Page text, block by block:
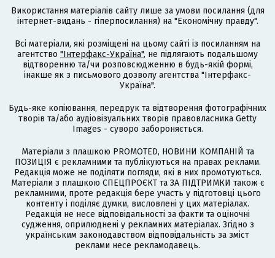
Використання матеріалів сайту лише за умови посилання (для
інтернет-видань - гіперпосилання) на "Економічну правду".
Всі матеріали, які розміщені на цьому сайті із посиланням на
агентство "Інтерфакс-Україна", не підлягають подальшому
відтворенню та/чи розповсюдженню в будь-якій формі,
інакше як з письмового дозволу агентства "Інтерфакс-
Україна".
Будь-яке копіювання, передрук та відтворення фотографічних
творів та/або аудіовізуальних творів правовласника Getty
Images - суворо забороняється.
Матеріали з плашкою PROMOTED, НОВИНИ КОМПАНІЙ та
ПОЗИЦІЯ є рекламними та публікуються на правах реклами.
Редакція може не поділяти погляди, які в них промотуються.
Матеріали з плашкою СПЕЦПРОЄКТ та ЗА ПІДТРИМКИ також є
рекламними, проте редакція бере участь у підготовці цього
контенту і поділяє думки, висловлені у цих матеріалах.
Редакція не несе відповідальності за факти та оціночні
судження, оприлюднені у рекламних матеріалах. Згідно з
українським законодавством відповідальність за зміст
реклами несе рекламодавець.